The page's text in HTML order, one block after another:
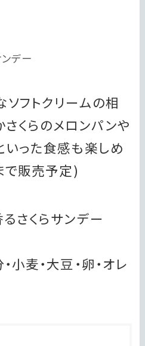
デー
フトクリームの相
くらのメロンパンや
いった食感も楽しめ
で販売予定)
さくらサンデー
小麦・大豆・卵・オレ